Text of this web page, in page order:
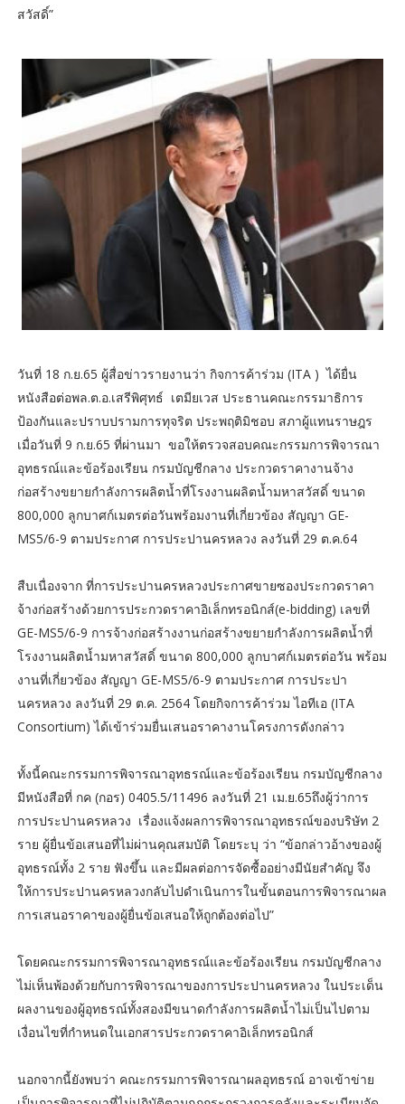
สวัสดิ์”
วันที่ 18 ก.ย.65 ผู้สื่อข่าวรายงานว่า กิจการค้าร่วม (ITA ) ได้ยื่น
หนังสือต่อพล.ต.อ.เสรีพิศุทธ์ เตมียเวส ประธานคณะกรรมาธิการ
ป้องกันและปราบปรามการทุจริต ประพฤติมิชอบ สภาผู้แทนราษฎร
เมื่อวันที่ 9 ก.ย.65 ที่ผ่านมา ขอให้ตรวจสอบคณะกรรมการพิจารณา
อุทธรณ์และข้อร้องเรียน กรมบัญชีกลาง ประกวดราคางานจ้าง
ก่อสร้างขยายกำลังการผลิตน้ำที่โรงงานผลิตน้ำมหาสวัสดิ์ ขนาด
800,000 ลูกบาศก์เมตรต่อวันพร้อมงานที่เกี่ยวข้อง สัญญา GE-
MS5/6-9 ตามประกาศ การประปานครหลวง ลงวันที่ 29 ต.ค.64
สืบเนื่องจาก ที่การประปานครหลวงประกาศขายซองประกวดราคา
จ้างก่อสร้างด้วยการประกวดราคาอิเล็กทรอนิกส์(e-bidding) เลขที่
GE-MS5/6-9 การจ้างก่อสร้างงานก่อสร้างขยายกำลังการผลิตน้ำที่
โรงงานผลิตน้ำมหาสวัสดิ์ ขนาด 800,000 ลูกบาศก์เมตรต่อวัน พร้อม
งานที่เกี่ยวข้อง สัญญา GE-MS5/6-9 ตามประกาศ การประปา
นครหลวง ลงวันที่ 29 ต.ค. 2564 โดยกิจการค้าร่วม ไอทีเอ (ITA
Consortium) ได้เข้าร่วมยื่นเสนอราคางานโครงการดังกล่าว
ทั้งนี้คณะกรรมการพิจารณาอุทธรณ์และข้อร้องเรียน กรมบัญชีกลาง
มีหนังสือที่ กค (กอร) 0405.5/11496 ลงวันที่ 21 เม.ย.65ถึงผู้ว่าการ
การประปานครหลวง เรื่องแจ้งผลการพิจารณาอุทธรณ์ของบริษัท 2
ราย ผู้ยื่นข้อเสนอที่ไม่ผ่านคุณสมบัติ โดยระบุ ว่า “ข้อกล่าวอ้างของผู้
อุทธรณ์ทั้ง 2 ราย ฟังขึ้น และมีผลต่อการจัดซื้ออย่างมีนัยสำคัญ จึง
ให้การประปานครหลวงกลับไปดำเนินการในขั้นตอนการพิจารณาผล
การเสนอราคาของผู้ยื่นข้อเสนอให้ถูกต้องต่อไป”
โดยคณะกรรมการพิจารณาอุทธรณ์และข้อร้องเรียน กรมบัญชีกลาง
ไม่เห็นพ้องด้วยกับการพิจารณาของการประปานครหลวง ในประเด็น
ผลงานของผู้อุทธรณ์ทั้งสองมีขนาดกำลังการผลิตน้ำไม่เป็นไปตาม
เงื่อนไขที่กำหนดในเอกสารประกวดราคาอิเล็กทรอนิกส์
นอกจากนี้ยังพบว่า คณะกรรมการพิจารณาผลอุทธรณ์ อาจเข้าข่าย